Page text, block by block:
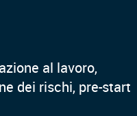
al lavoro,
dei rischi, pre-start